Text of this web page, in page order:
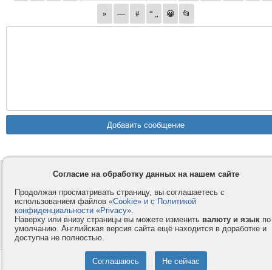
Контакты
Privacy и Cookie
Услуги
Как оплатить
Помощь
Форумы
© 2008-2026 VMESTE.EU - Все права защищены.
Согласие на обработку данных на нашем сайте
Продолжая просматривать страницу, вы соглашаетесь с
использованием файлов «Cookie» и с Политикой
конфиденциальности «Privacy».
Наверху или внизу страницы вы можете изменить валюту и язык по
умолчанию. Английская версия сайта ещё находится в доработке и
доступна не полностью.